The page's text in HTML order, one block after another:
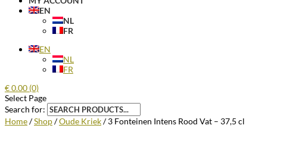
EN
NL
FR
EN
NL
FR
€0.00 (0)
Select Page
Search for:
Home/Shop/Oude Kriek/ 3 Fonteinen Intens Rood Vat – 37,5 cl